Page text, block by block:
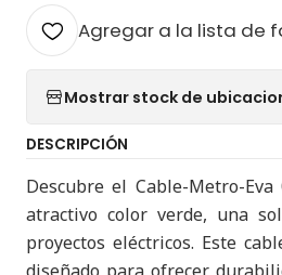
Agregar a la lista de
Mostrar stock de
DESCRIPCIÓN
Descubre el Cable-Metro-
atractivo color verde, una
proyectos eléctricos. Este